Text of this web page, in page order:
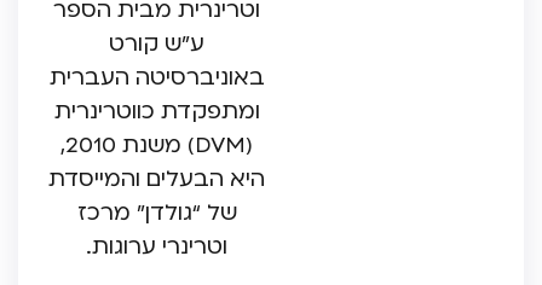
וטרינרית מבית הספר
ע”ש קורט
באוניברסיטה העברית
ומתפקדת כווטרינרית
(DVM) משנת 2010,
היא הבעלים והמייסדת
של “גולדן” מרכז
וטרינרי ערוגות.